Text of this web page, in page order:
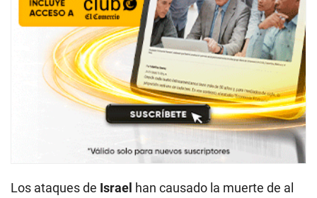
Los ataques de Israel han causado la muerte de al